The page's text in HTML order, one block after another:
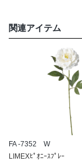
関連アイテム
FA -7352 W
LIMEXﾋﾟｵﾆｰｽﾌﾟﾚｰ